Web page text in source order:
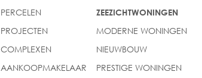
PERCELEN
PROJECTEN
COMPLEXEN
AANKOOPMAKELAAR
ZEEZICHTWONINGEN
MODERNE WONINGEN
NIEUWBOUW
PRESTIGE WONINGEN